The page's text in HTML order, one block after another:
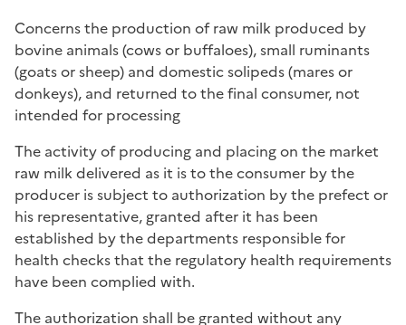
Concerns the production of raw milk produced by
bovine animals (cows or buffaloes), small ruminants
(goats or sheep) and domestic solipeds (mares or
donkeys), and returned to the final consumer, not
intended for processing
The activity of producing and placing on the market
raw milk delivered as it is to the consumer by the
producer is subject to authorization by the prefect or
his representative, granted after it has been
established by the departments responsible for
health checks that the regulatory health requirements
have been complied with.
The authorization shall be granted without any